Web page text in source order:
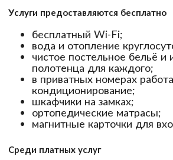
Услуги предоставляются бесплатно
бесплатный Wi-Fi;
вода и отопление
чистое постельное бельё
полотенца для каждого;
в приватных номерах
кондиционирование;
шкафчики на замках;
ортопедические матрасы;
магнитные карточки для
Среди платных услуг